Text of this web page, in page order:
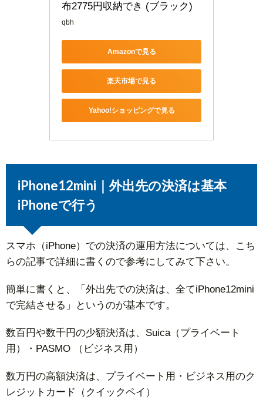
布2775円収納でき (ブラック)
qbh
Amazonで見る
楽天市場で見る
Yahoo!ショッピングで見る
iPhone12mini｜外出先の決済は基本
iPhoneで行う
スマホ（iPhone）での決済の運用方法については、こち
らの記事で詳細に書くので参考にしてみて下さい。
簡単に書くと、「外出先での決済は、全てiPhone12mini
で完結させる」というのが基本です。
数百円や数千円の少額決済は、Suica（プライベート
用）・PASMO （ビジネス用）
数万円の高額決済は、プライベート用・ビジネス用のク
レジットカード（クイックペイ）